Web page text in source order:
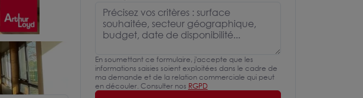
En soumettant ce formulaire, j'accepte que les
informations saisies soient exploitées dans le cadre de
ma demande et de la relation commerciale qui peut
en découler. Consulter nos RGPD